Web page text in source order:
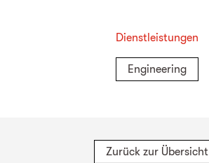
Dienstleistungen
Engineering
Zurück zur Übersicht